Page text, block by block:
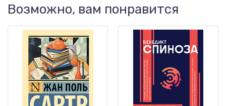
Возможно, вам понравится